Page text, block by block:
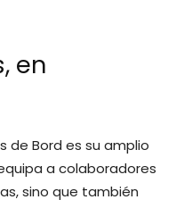
en
de Bord es su amplio
a colaboradores
sino que también